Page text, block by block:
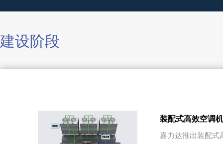
建设阶段
装配式高效空调
嘉力达推出装配式